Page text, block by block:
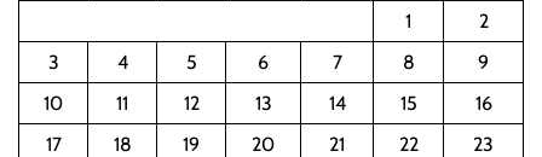
1
2
3
4 5 6 7 8
9
10
11 12 13 14 15
16
17
18 19 20 21 22
23